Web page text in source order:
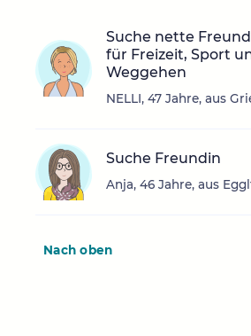
Suche nette
für Freizeit, Sport
Weggehen
NELLI, 47 Jahre, aus
Suche Freundin
Anja, 46 Jahre, aus
Nach oben